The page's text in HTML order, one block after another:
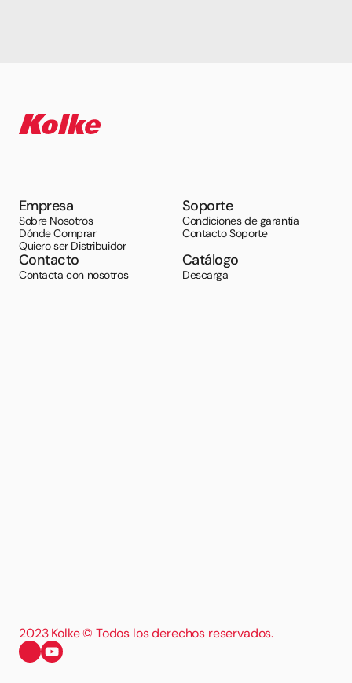
Empresa
Sobre Nosotros
Dónde Comprar
Quiero ser Distribuidor
Soporte
Condiciones de garantía
Contacto Soporte
Contacto
Contacta con nosotros
Catálogo
Descarga
2023 Kolke © Todos los derechos reservados.